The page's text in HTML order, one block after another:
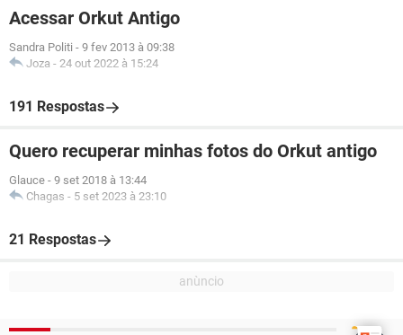
Acessar Orkut Antigo
Sandra Politi - 9 fev 2013 à 09:38
Joza - 24 out 2022 à 15:24
191 Respostas
Quero recuperar minhas fotos do Orkut antigo
Glauce - 9 set 2018 à 13:44
Chagas - 5 set 2023 à 23:10
21 Respostas